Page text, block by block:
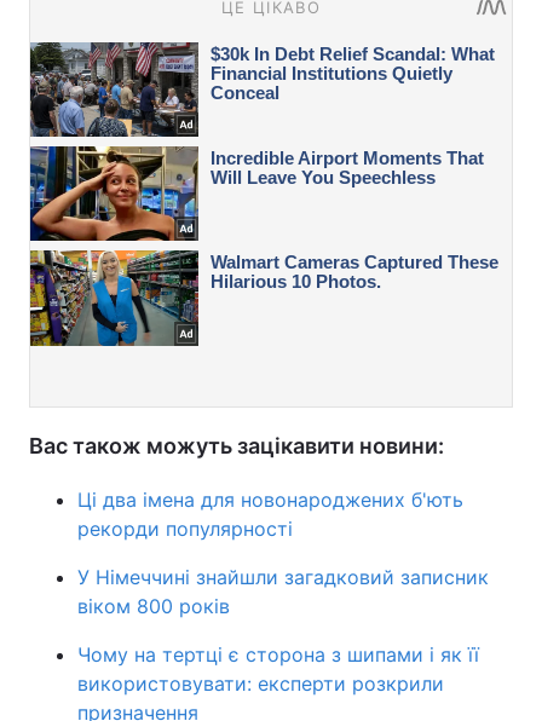
Вас також можуть зацікавити новини:
Ці два імена для новонароджених б'ють
рекорди популярності
У Німеччині знайшли загадковий записник
віком 800 років
Чому на тертці є сторона з шипами і як її
використовувати: експерти розкрили
призначення